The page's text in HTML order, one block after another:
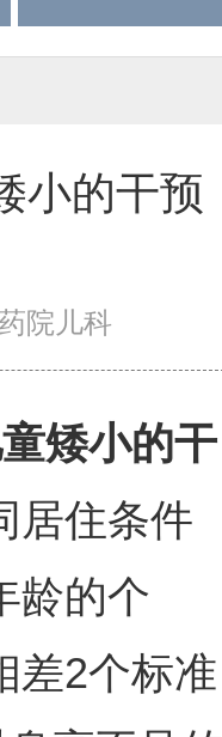
小的干预
院儿科
矮小的干
居住条件
龄的个
差2个标准